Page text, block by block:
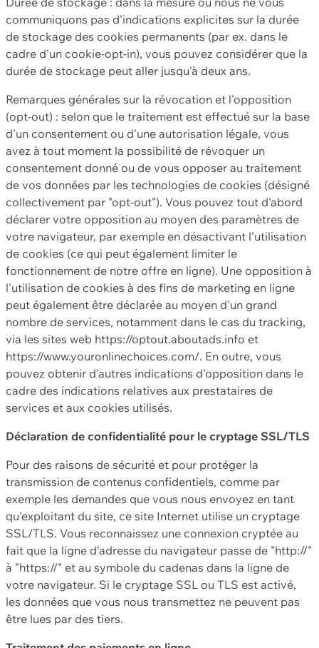
communiquons pas d'indications explicites sur la durée
de stockage des cookies permanents (par ex. dans le
cadre d'un cookie-opt-in), vous pouvez considérer que la
durée de stockage peut aller jusqu'à deux ans.
Remarques générales sur la révocation et l'opposition
(opt-out) : selon que le traitement est effectué sur la base
d'un consentement ou d'une autorisation légale, vous
avez à tout moment la possibilité de révoquer un
consentement donné ou de vous opposer au traitement
de vos données par les technologies de cookies (désigné
collectivement par "opt-out"). Vous pouvez tout d'abord
déclarer votre opposition au moyen des paramètres de
votre navigateur, par exemple en désactivant l'utilisation
de cookies (ce qui peut également limiter le
fonctionnement de notre offre en ligne). Une opposition à
l'utilisation de cookies à des fins de marketing en ligne
peut également être déclarée au moyen d'un grand
nombre de services, notamment dans le cas du tracking,
via les sites web https://optout.aboutads.info et
https://www.youronlinechoices.com/. En outre, vous
pouvez obtenir d'autres indications d'opposition dans le
cadre des indications relatives aux prestataires de
services et aux cookies utilisés.
Déclaration de confidentialité pour le cryptage SSL/TLS
Pour des raisons de sécurité et pour protéger la
transmission de contenus confidentiels, comme par
exemple les demandes que vous nous envoyez en tant
qu'exploitant du site, ce site Internet utilise un cryptage
SSL/TLS. Vous reconnaissez une connexion cryptée au
fait que la ligne d'adresse du navigateur passe de "http://"
à "https://" et au symbole du cadenas dans la ligne de
votre navigateur. Si le cryptage SSL ou TLS est activé,
les données que vous nous transmettez ne peuvent pas
être lues par des tiers.